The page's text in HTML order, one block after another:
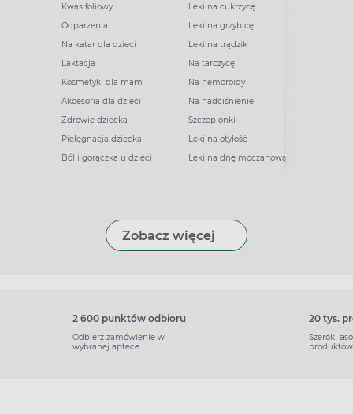
Kwas foliowy
Odparzenia
Na katar dla dzieci
Laktacja
Kosmetyki dla mam
Akcesoria dla dzieci
Zdrowie dziecka
Pielęgnacja dziecka
Ból i gorączka u dzieci
Leki na cukrzycę
Leki na grzybicę
Leki na trądzik
Na tarczycę
Na hemoroidy
Na nadciśnienie
Szczepionki
Leki na otyłość
Leki na dnę moczanową
Zobacz więcej
2 600 punktów odbioru
Odbierz zamówienie w
wybranej aptece
20 tys.
Szeroki
produktów